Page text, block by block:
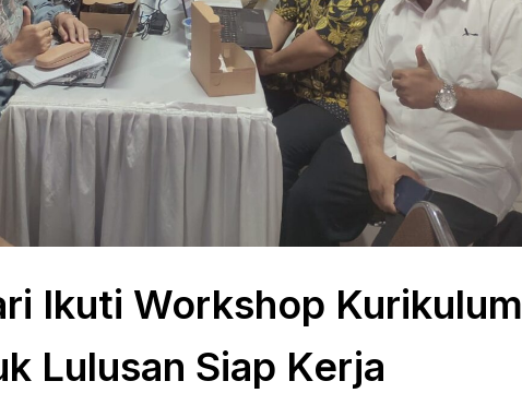
Ikuti Workshop Kurikulum
Lulusan Siap Kerja